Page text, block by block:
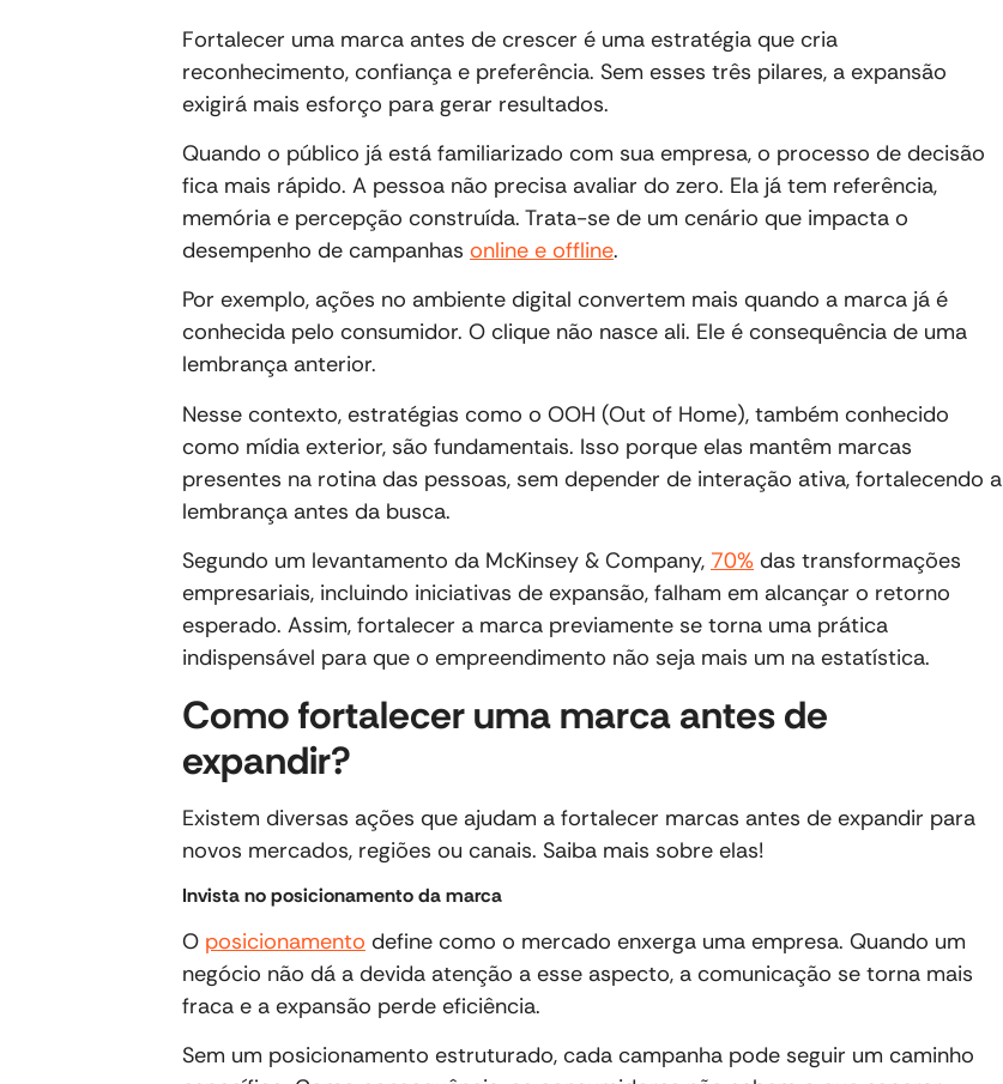
Fortalecer uma marca antes de crescer é uma estratégia que cria
reconhecimento, confiança e preferência. Sem esses três pilares, a expansão
exigirá mais esforço para gerar resultados.
Quando o público já está familiarizado com sua empresa, o processo de decisão
fica mais rápido. A pessoa não precisa avaliar do zero. Ela já tem referência,
memória e percepção construída. Trata-se de um cenário que impacta o
desempenho de campanhas online e offline.
Por exemplo, ações no ambiente digital convertem mais quando a marca já é
conhecida pelo consumidor. O clique não nasce ali. Ele é consequência de uma
lembrança anterior.
Nesse contexto, estratégias como o OOH (Out of Home), também conhecido
como mídia exterior, são fundamentais. Isso porque elas mantêm marcas
presentes na rotina das pessoas, sem depender de interação ativa, fortalecendo a
lembrança antes da busca.
Segundo um levantamento da McKinsey & Company, 70% das transformações
empresariais, incluindo iniciativas de expansão, falham em alcançar o retorno
esperado. Assim, fortalecer a marca previamente se torna uma prática
indispensável para que o empreendimento não seja mais um na estatística.
Como fortalecer uma marca antes de
expandir?
Existem diversas ações que ajudam a fortalecer marcas antes de expandir para
novos mercados, regiões ou canais. Saiba mais sobre elas!
Invista no posicionamento da marca
O posicionamento define como o mercado enxerga uma empresa. Quando um
negócio não dá a devida atenção a esse aspecto, a comunicação se torna mais
fraca e a expansão perde eficiência.
Sem um posicionamento estruturado, cada campanha pode seguir um caminho